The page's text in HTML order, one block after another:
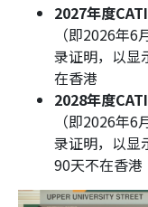
2027年度
（即2026年
录证明，以显
在香港
2028年度
（即2026年
录证明，以显
90天不在香港